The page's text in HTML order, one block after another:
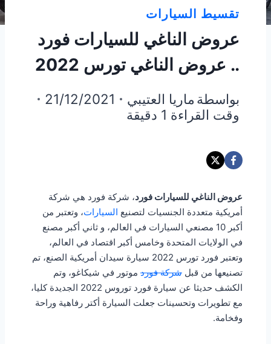
تقسيط السيارات
عروض الناغي للسيارات فورد
.. عروض الناغي تورس 2022
بواسطة ماريا العتيبي
21/12/2021
وقت القراءة
دقيقة
عروض الناغي للسيارات فورد، شركة فورد هي شركة
أمريكية متعددة الجنسيات لتصنيع السيارات، وتعتبر من
أكبر 10 مصنعي السيارات في العالم، و ثاني أكبر مصنع
في الولايات المتحدة وخامس أكبر اقتصاد في العالم،
وتعتبر فورد تورس 2022 سيارة سيدان أمريكية الصنع، تم
تصنيعها من قبل شركة فورد موتور في شيكاغو، وتم
الكشف حديثا عن سيارة فورد توروس 2022 الجديدة كليا،
مع تطويرات وتحسينات جعلت السيارة أكتر رفاهية وراحة
وفخامة.